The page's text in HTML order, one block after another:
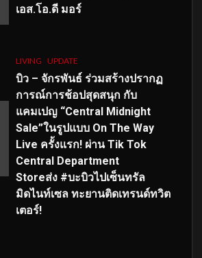
เอส.โอ.ดี มอร์
LIVING UPDATE
บิว – จักรพันธ์ ร่วมสร้างปรากฏ
การณ์การช้อปสุดสนุก กับ
แคมเปญ “Central Midnight
Sale”ในรูปแบบ On The Way
Live ครั้งแรก! ผ่าน Tik Tok
Central Department
Storeส่ง #บะบิวไปเซ็นทรัล
มิดไนท์เซล ทะยานติดเทรนด์ทวิต
เตอร์!